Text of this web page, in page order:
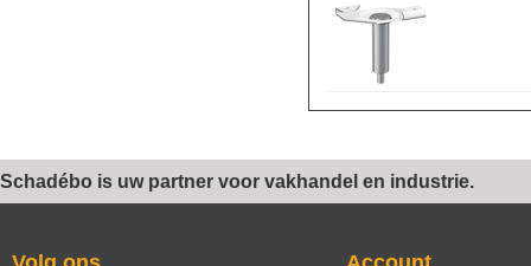
Schadébo is uw partner voor vakhandel en industrie.